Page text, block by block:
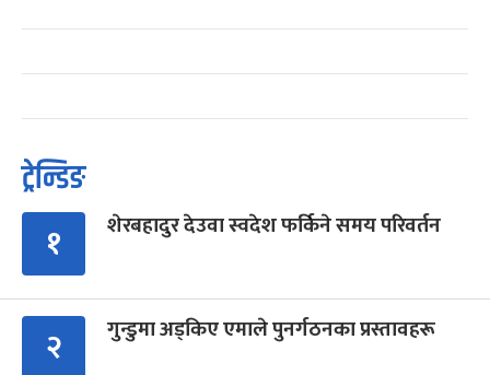
ट्रेन्डिङ
१ शेरबहादुर देउवा स्वदेश फर्किने समय परिवर्तन
२ गुन्डुमा अड्किए एमाले पुनर्गठनका प्रस्तावहरू